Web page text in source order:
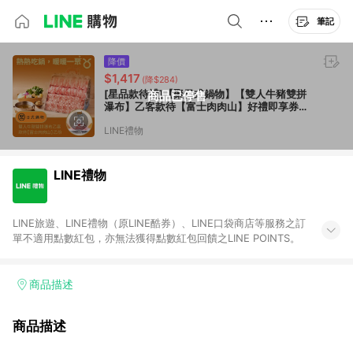
筆記
商品已停售
降價
$1,417 (降$284)
[星品款待禮]【聚日式鍋物】【雙人牛豬雙拼
瀑布】乙客款待【富士肉肉山】好禮即享券
LINE禮物
LINE禮物
LINE旅遊、LINE禮物（原LINE酷券）、LINE口袋商店等服務之訂
單不適用點數紅包，亦無法獲得點數紅包回饋之LINE POINTS。
商品描述
商品描述